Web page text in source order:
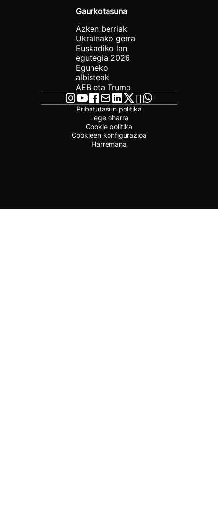
Gaurkotasuna
Azken berriak
Ukrainako gerra
Euskadiko lan
egutegia 2026
Eguneko
albisteak
AEB eta Trump
Pribatutasun politika
Lege oharra
Cookie politika
Cookieen konfigurazioa
Harremana